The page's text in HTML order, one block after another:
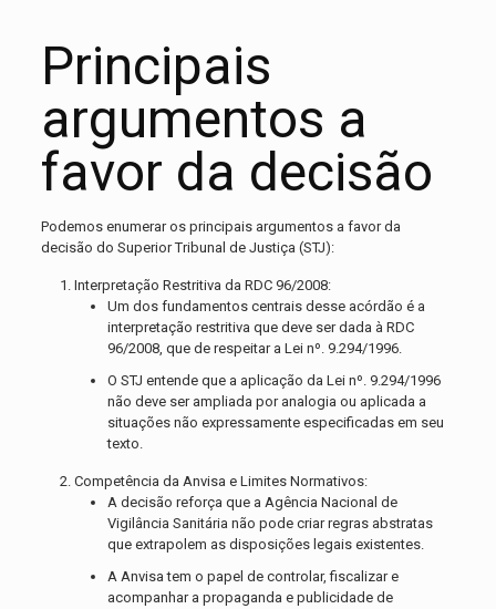
Principais
argumentos a
favor da decisão
Podemos enumerar os principais argumentos a favor da
decisão do Superior Tribunal de Justiça (STJ):
Interpretação Restritiva da RDC 96/2008:
Um dos fundamentos centrais desse acórdão é a
interpretação restritiva que deve ser dada à RDC
96/2008, que de respeitar a Lei nº. 9.294/1996.
O STJ entende que a aplicação da Lei nº. 9.294/1996
não deve ser ampliada por analogia ou aplicada a
situações não expressamente especificadas em seu
texto.
Competência da Anvisa e Limites Normativos:
A decisão reforça que a Agência Nacional de
Vigilância Sanitária não pode criar regras abstratas
que extrapolem as disposições legais existentes.
A Anvisa tem o papel de controlar, fiscalizar e
acompanhar a propaganda e publicidade de